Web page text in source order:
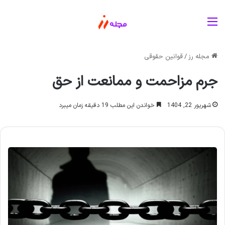
مجله رز/قوانین حقوقی
جرم مزاحمت و ممانعت از حق
شهریور 22, 1404 خواندن این مطلب 19 دقیقه زمان میبرد